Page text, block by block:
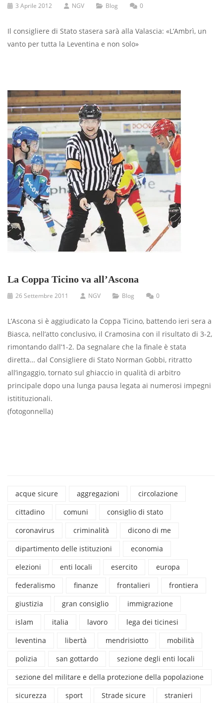
3 Aprile 2012 NGV Blog 0
Il consigliere di Stato stasera sarà alla Valascia: «L’Ambrì, un
vanto per tutta la Leventina e non solo»
La Coppa Ticino va all’Ascona
26 Settembre 2011 NGV Blog 0
L’Ascona si è aggiudicato la Coppa Ticino, battendo ieri sera a
Biasca, nell’atto con­clusivo, il Cramosina con il risultato di 3-2,
rimontando dall’1-2. Da segnalare che la finale è stata
diretta… dal Consigliere di Stato Norman Gobbi, ritratto
all’ingaggio, tornato sul ghiaccio in qualità di arbitro
principale dopo una lunga pausa legata ai numerosi impegni
istitituzionali.
(fotogonnella)
acque sicure aggregazioni
circolazione
cittadino
comuni
consiglio di stato
coronavirus
criminalità
dicono di me
dipartimento delle istituzioni
economia
elezioni
enti locali esercito
europa
federalismo
finanze frontalieri
frontiera
giustizia
gran consiglio
immigrazione
islam
italia lavoro
lega dei ticinesi
leventina
libertà mendrisiotto
mobilità
polizia
san gottardo
sezione degli enti locali
sezione del militare e della protezione della popolazione
sicurezza
sport Strade sicure
stranieri